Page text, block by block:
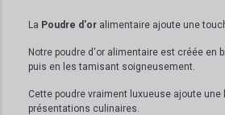
La Poudre d'or alimentaire ajoute une
Notre poudre d'or alimentaire est créée en
puis en les tamisant soigneusement.
Cette poudre vraiment luxueuse ajoute une
présentations culinaires.